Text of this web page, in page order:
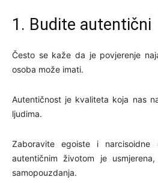
1. Budite autentični
Često se kaže da je povjerenje
osoba može imati.
Autentičnost je kvaliteta koja nas
ljudima.
Zaboravite egoiste i
autentičnim životom je
samopouzdanja.